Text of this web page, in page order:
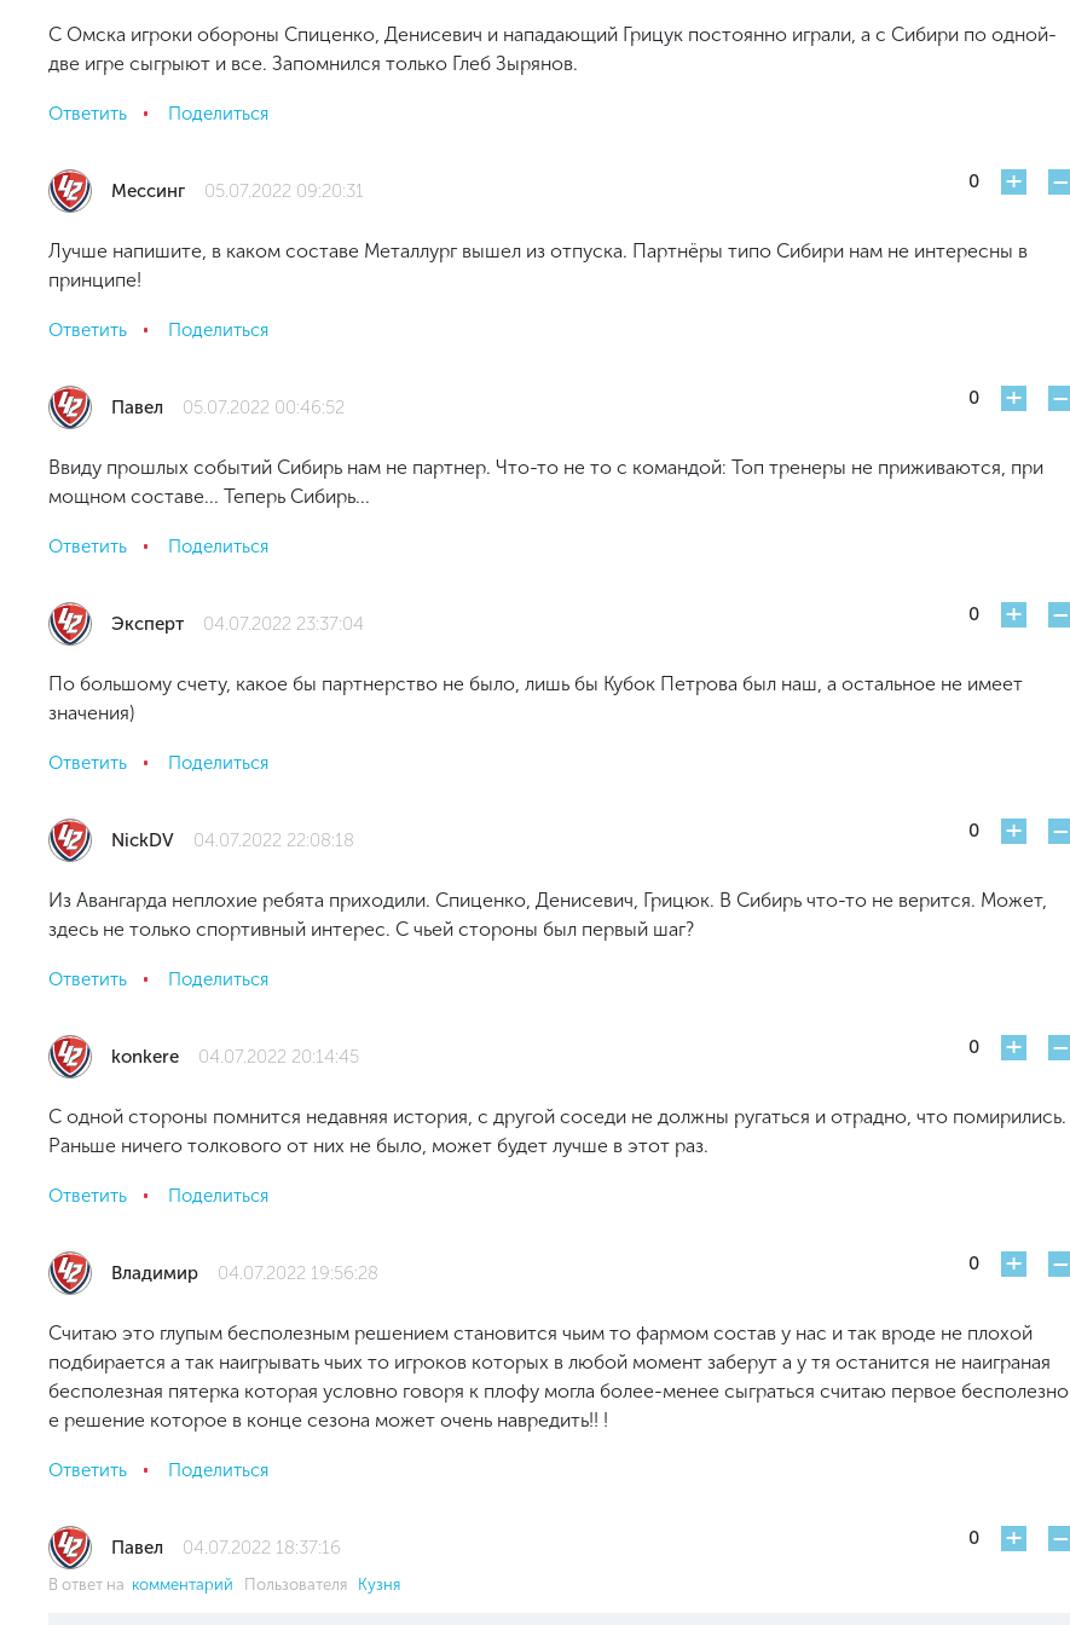
С Омска игроки обороны Спиценко, Денисевич и нападающий Грицук постоянно играли, а с Сибири по одной-
две игре сыгрыют и все. Запомнился только Глеб Зырянов.
Ответить Поделиться
Мессинг 05.07.2022 09:20:31 0 + -
Лучше напишите, в каком составе Металлург вышел из отпуска. Партнёры типо Сибири нам не интересны в
принципе!
Ответить Поделиться
Павел 05.07.2022 00:46:52 0 + -
Ввиду прошлых событий Сибирь нам не партнер. Что-то не то с командой: Топ тренеры не приживаются, при
мощном составе... Теперь Сибирь...
Ответить Поделиться
Эксперт 04.07.2022 23:37:04 0 + -
По большому счету, какое бы партнерство не было, лишь бы Кубок Петрова был наш, а остальное не имеет
значения)
Ответить Поделиться
NickDV 04.07.2022 22:08:18 0 + -
Из Авангарда неплохие ребята приходили. Спиценко, Денисевич, Грицюк. В Сибирь что-то не верится. Может,
здесь не только спортивный интерес. С чьей стороны был первый шаг?
Ответить Поделиться
konkere 04.07.2022 20:14:45 0 + -
С одной стороны помнится недавняя история, с другой соседи не должны ругаться и отрадно, что помирились.
Раньше ничего толкового от них не было, может будет лучше в этот раз.
Ответить Поделиться
Владимир 04.07.2022 19:56:28 0 + -
Считаю это глупым бесполезным решением становится чьим то фармом состав у нас и так вроде не плохой
подбирается а так наигрывать чьих то игроков которых в любой момент заберут а у тя останится не наиграная
бесполезная пятерка которая условно говоря к плофу могла более-менее сыграться считаю первое бесполезно
е решение которое в конце сезона может очень навредить!! !
Ответить Поделиться
Павел 04.07.2022 18:37:16 0 + -
В ответ на комментарий Пользователя Кузня